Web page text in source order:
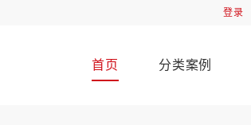
登录
首页 分类案例